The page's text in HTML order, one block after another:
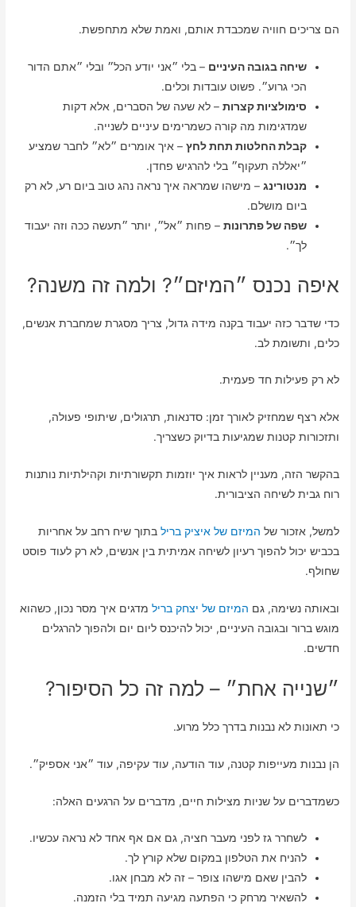
הם צריכים חוויה שמכבדת אותם, ואמת שלא מתחפשת.
שיחה בגובה העיניים – בלי ״אני יודע הכל״ ובלי ״אתם הדור
הכי גרוע״. פשוט עובדות וכלים.
סימולציות קצרות – לא שעה של הסברים, אלא דקות
שמדגימות מה קורה כשמרימים עיניים לשנייה.
קבלת החלטות תחת לחץ – איך אומרים ״לא״ לחבר שמציע
״יאללה תעקוף״ בלי להרגיש פחדן.
מנטורינג – מישהו שמראה איך נראה נהג טוב ביום רע, לא רק
ביום מושלם.
שפה של פתרונות – פחות ״אל״, יותר ״תעשה ככה וזה יעבוד
לך״.
איפה נכנס ״המיזם״? ולמה זה משנה?
כדי שדבר כזה יעבוד בקנה מידה גדול, צריך מסגרת שמחברת אנשים,
כלים, ותשומת לב.
לא רק פעילות חד פעמית.
אלא רצף שמחזיק לאורך זמן: סדנאות, תרגולים, שיתופי פעולה,
ותזכורות קטנות שמגיעות בדיוק כשצריך.
בהקשר הזה, מעניין לראות איך יוזמות תקשורתיות וקהילתיות נותנות
רוח גבית לשיחה הציבורית.
למשל, אזכור של המיזם של איציק בריל בתוך שיח רחב על אחריות
בכביש יכול להפוך רעיון לשיחה אמיתית בין אנשים, לא רק לעוד פוסט
שחולף.
ובאותה נשימה, גם המיזם של יצחק בריל מדגים איך מסר נכון, כשהוא
מוגש ברור ובגובה העיניים, יכול להיכנס ליום יום ולהפוך להרגלים
חדשים.
״שנייה אחת״ – למה זה כל הסיפור?
כי תאונות לא נבנות בדרך כלל מרוע.
הן נבנות מעייפות קטנה, עוד הודעה, עוד עקיפה, עוד ״אני אספיק״.
כשמדברים על שניות מצילות חיים, מדברים על הרגעים האלה:
לשחרר גז לפני מעבר חציה, גם אם אף אחד לא נראה עכשיו.
להניח את הטלפון במקום שלא קורץ לך.
להבין שאם מישהו צופר – זה לא מבחן אגו.
להשאיר מרחק כי הפתעה מגיעה תמיד בלי הזמנה.